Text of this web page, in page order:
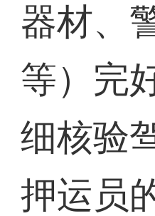
器材、
等）完
细核验
押运员